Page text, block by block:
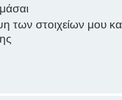
των στοιχείων μου